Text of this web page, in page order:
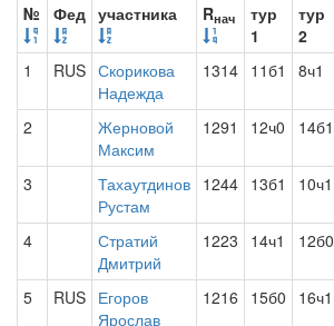
№ Фед участника
Rнач
тур
1
тур
2
1
RUS Скорикова
Надежда
1314 11б1 8ч1
2
Жерновой
Максим
1291 12ч0 14б1
3
Тахаутдинов
Рустам
1244 13б1 10ч1
4
Стратий
Дмитрий
1223 14ч1 12б0
5 RUS Егоров
Ярослав
1216 15б0 16ч1